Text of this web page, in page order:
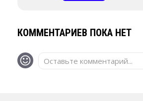
КОММЕНТАРИЕВ ПОКА НЕТ
Оставьте комментарий...